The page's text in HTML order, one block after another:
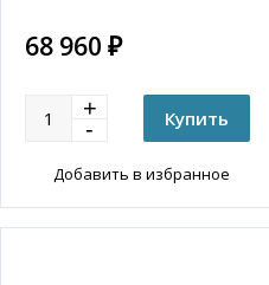
68 960 ₽
Добавить в избранное